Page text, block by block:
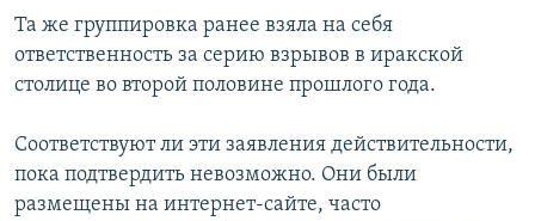
Все сайты РСЕ/РС
Та же группировка ранее взяла на себя
ответственность за серию взрывов в иракской
столице во второй половине прошлого года.
Соответствуют ли эти заявления действительности,
пока подтвердить невозможно. Они были
размещены на интернет-сайте, часто